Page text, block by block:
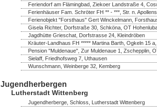
Feriendorf am Flämingbad, Ziekoer Landstraße 4,
Ferienhäuser Fam. Schröter FH ** - ***, Str. n.
Ferienobjekt "Forsthaus" Gert Winckelmann,
Gisela Richter, Dorfstraße 30, Schköna, OT
Jagdhütte Grieschat, Dorfstrasse 24, Kleindröben
Kräuter-Landhaus FH ***** Martina Barth, Ogkeln 15
Pension "Muldenaue", Zur Muldenaue 1, Zschepplin,
Sielaff, Friedhofsweg 7, Uthausen
Wunschmann, Weinberge 32, Kemberg
Jugendherbergen
Lutherstadt Wittenberg
Jugendherberge, Schloss, Lutherstadt Wittenberg